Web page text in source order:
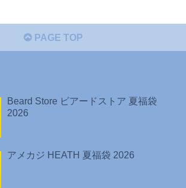
PAGE TOP
Beard Store ビアードストア 夏福袋
2026
アメカジ HEATH 夏福袋 2026